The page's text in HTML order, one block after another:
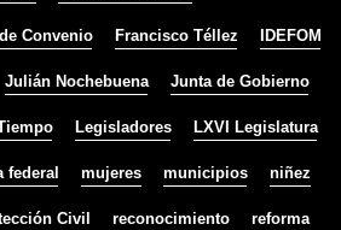
Convenio Francisco Téllez IDEFOM
Julián Nochebuena Junta de Gobierno
Legisladores LXVI Legislatura
federal mujeres municipios niñez
Civil reconocimiento reforma